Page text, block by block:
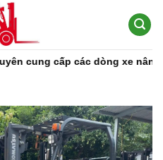
các dòng xe nâng, phụ